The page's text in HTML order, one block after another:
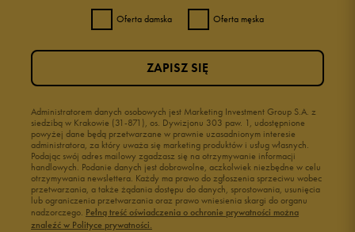
Oferta damska Oferta męska
Administratorem danych osobowych jest Marketing Investment Group S.A. z
siedzibą w Krakowie (31-871), os. Dywizjonu 303 paw. 1, udostępnione
powyżej dane będą przetwarzane w prawnie uzasadnionym interesie
administratora, za który uważa się marketing produktów i usług własnych.
Podając swój adres mailowy zgadzasz się na otrzymywanie informacji
handlowych. Podanie danych jest dobrowolne, aczkolwiek niezbędne w celu
otrzymywania newslettera. Każdy ma prawo do zgłoszenia sprzeciwu wobec
przetwarzania, a także żądania dostępu do danych, sprostowania, usunięcia
lub ograniczenia przetwarzania oraz prawo wniesienia skargi do organu
nadzorczego. Pełną treść oświadczenia o ochronie prywatności można
znaleźć w Polityce prywatności.
ZAPISZ SIĘ